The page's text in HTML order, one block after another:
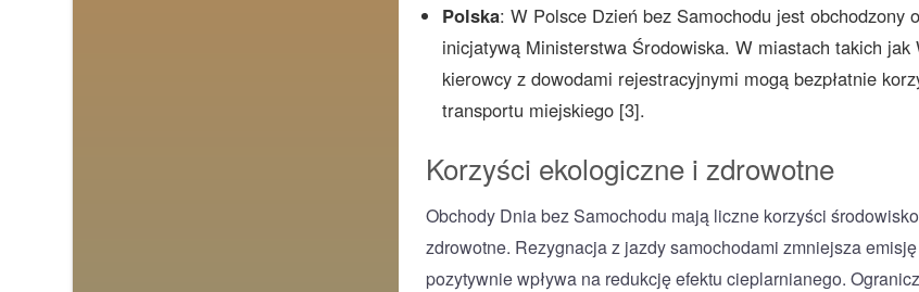
Polska: W Polsce Dzień bez Samochodu jest obchodzony
inicjatywą Ministerstwa Środowiska. W miastach takich jak
kierowcy z dowodami rejestracyjnymi mogą bezpłatnie
transportu miejskiego [3].
Korzyści ekologiczne i zdrowotne
Obchody Dnia bez Samochodu mają liczne korzyści
zdrowotne. Rezygnacja z jazdy samochodami zmniejsza
pozytywnie wpływa na redukcję efektu cieplarnianego.